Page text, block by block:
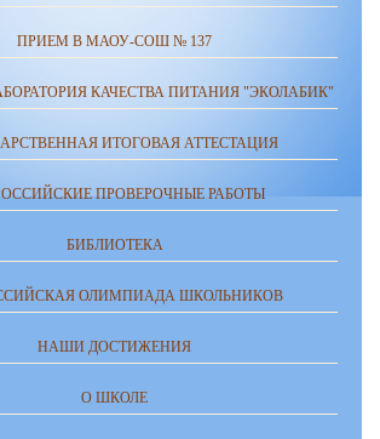
ПРИЕМ В МАОУ-СОШ № 137
КАЧЕСТВА ПИТАНИЯ "ЭКОЛАБИК"
ИТОГОВАЯ АТТЕСТАЦИЯ
ПРОВЕРОЧНЫЕ РАБОТЫ
БИБЛИОТЕКА
ОЛИМПИАДА ШКОЛЬНИКОВ
НАШИ ДОСТИЖЕНИЯ
О ШКОЛЕ